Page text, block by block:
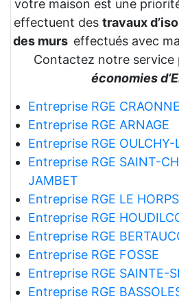
votre maison est une
effectuent des travaux
des murs effectués avec
Contactez notre service
économies
Entreprise RGE
Entreprise RGE ARNAGE
Entreprise RGE OULCHY-
Entreprise RGE SAINT-
JAMBET
Entreprise RGE LE HORPS
Entreprise RGE
Entreprise RGE
Entreprise RGE FOSSE
Entreprise RGE SAINTE-
Entreprise RGE